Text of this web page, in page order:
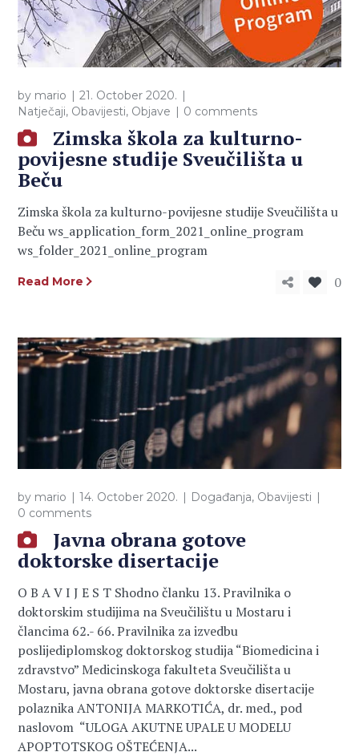
by mario
21. October 2020.
Natječaji, Obavijesti, Objave 0 comments
Zimska škola za kulturno-
povijesne studije Sveučilišta u
Beču
Zimska škola za kulturno-povijesne studije Sveučilišta u
Beču ws_application_form_2021_online_program
ws_folder_2021_online_program
Read More 0
by mario 14. October 2020. Događanja, Obavijesti
0 comments
Javna obrana gotove
doktorske disertacije
O B A V I J E S T Shodno članku 13. Pravilnika o
doktorskim studijima na Sveučilištu u Mostaru i
člancima 62.- 66. Pravilnika za izvedbu
poslijediplomskog doktorskog studija “Biomedicina i
zdravstvo” Medicinskoga fakulteta Sveučilišta u
Mostaru, javna obrana gotove doktorske disertacije
polaznika ANTONIJA MARKOTIĆA, dr. med., pod
naslovom “ULOGA AKUTNE UPALE U MODELU
APOPTOTSKOG OŠTEĆENJA...